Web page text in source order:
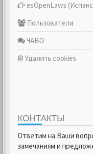
esOpenLaws
Пользователи
ЧАВО
Удалить cookies
КОНТАКТЫ
Ответим на Ваши
замечаниям и